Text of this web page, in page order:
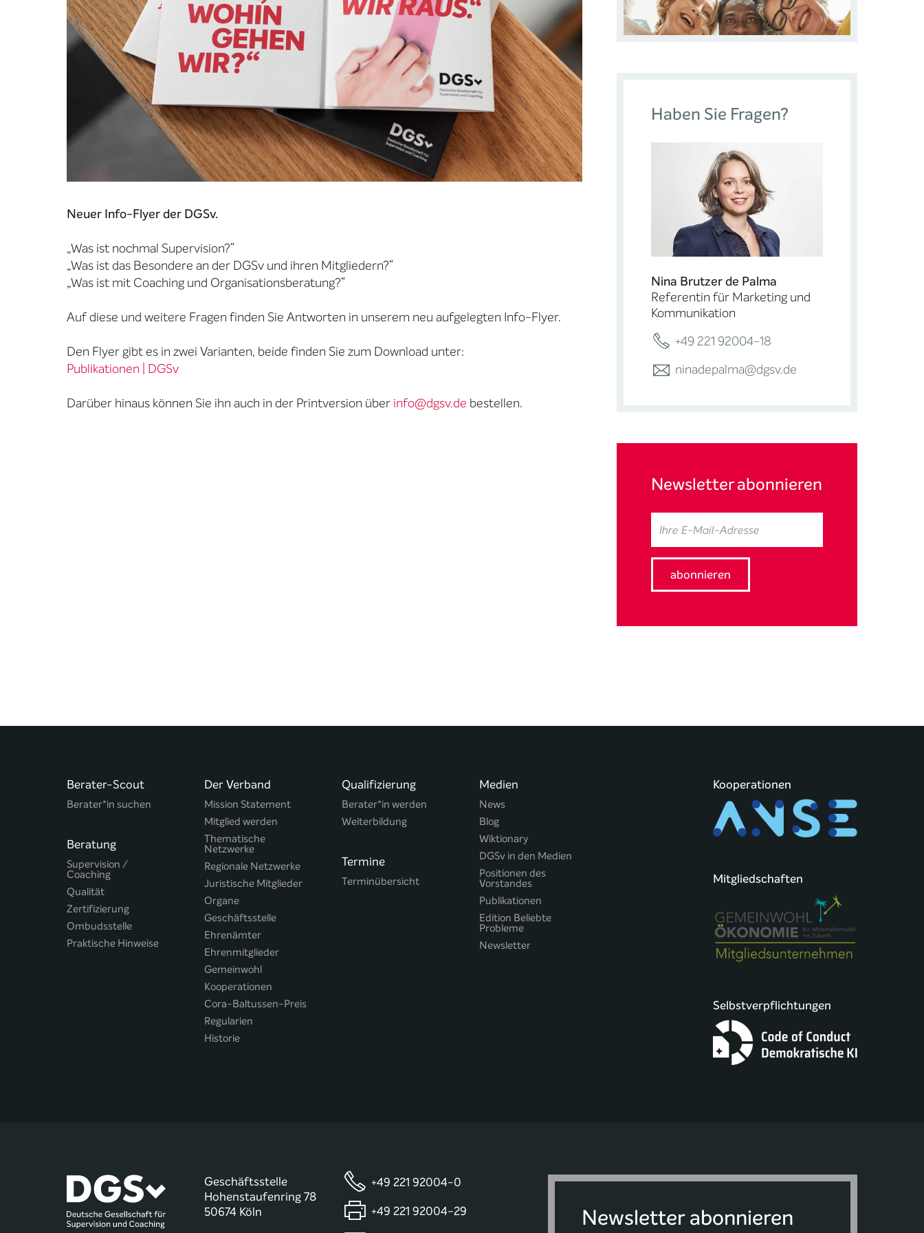
Neuer Info-Flyer der DGSv.
„Was ist nochmal Supervision?“
„Was ist das Besondere an der DGSv und ihren Mitgliedern?“
„Was ist mit Coaching und Organisationsberatung?“
Auf diese und weitere Fragen finden Sie Antworten in unserem neu aufgelegten Info-Flyer.
Den Flyer gibt es in zwei Varianten, beide finden Sie zum Download unter:
Publikationen | DGSv
Darüber hinaus können Sie ihn auch in der Printversion über info@dgsv.de bestellen.
Haben Sie Fragen?
Nina Brutzer de Palma
Referentin für Marketing und
Kommunikation
+49 221 92004-18
ninadepalma@dgsv.de
Newsletter abonnieren
Berater-Scout
Berater*in suchen
Beratung
Supervision /
Coaching
Qualität
Zertifizierung
Ombudsstelle
Praktische Hinweise
Der Verband
Mission Statement
Mitglied werden
Thematische
Netzwerke
Regionale Netzwerke
Juristische Mitglieder
Organe
Geschäftsstelle
Ehrenämter
Ehrenmitglieder
Gemeinwohl
Kooperationen
Cora-Baltussen-Preis
Regularien
Historie
Qualifizierung
Berater*in werden
Weiterbildung
Termine
Terminübersicht
Medien
News
Blog
Wiktionary
DGSv in den Medien
Positionen des
Vorstandes
Publikationen
Edition Beliebte
Probleme
Newsletter
Kooperationen
Mitgliedschaften
Selbstverpflichtungen
Geschäftsstelle
Hohenstaufenring 78
50674 Köln
+49 221 92004-0
+49 221 92004-29
Newsletter abonnieren